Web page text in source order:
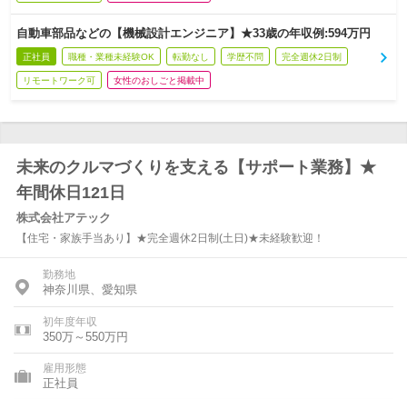
自動車部品などの【機械設計エンジニア】★33歳の年収例:594万円
正社員 職種・業種未経験OK 転勤なし 学歴不問 完全週休2日制
リモートワーク可 女性のおしごと掲載中
未来のクルマづくりを支える【サポート業務】★
年間休日121日
株式会社アテック
【住宅・家族手当あり】★完全週休2日制(土日)★未経験歓迎！
勤務地
神奈川県、愛知県
初年度年収
350万～550万円
雇用形態
正社員